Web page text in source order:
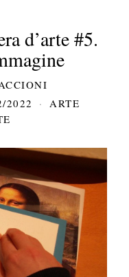
d’arte #5.
2022
ARTE